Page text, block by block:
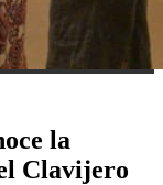
la
Clavijero